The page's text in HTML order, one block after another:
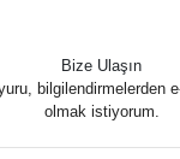
Bize Ulaşın
bilgilendirmelerden
olmak istiyorum.